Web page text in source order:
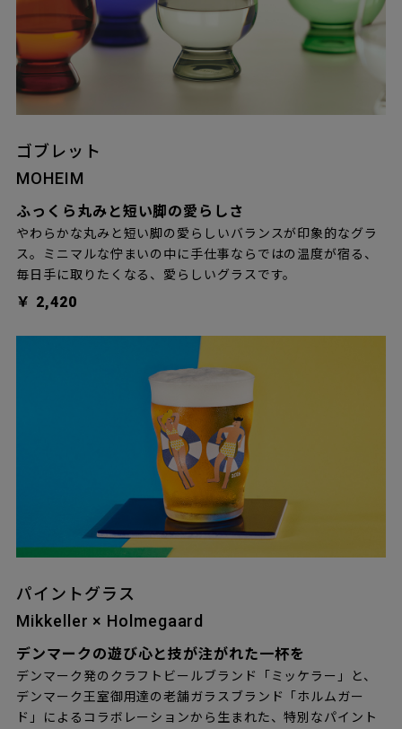
ゴブレット
MOHEIM
ふっくら丸みと短い脚の愛らしさ
やわらかな丸みと短い脚の愛らしいバランスが印象的なグラ
ス。ミニマルな佇まいの中に手仕事ならではの温度が宿る、
毎日手に取りたくなる、愛らしいグラスです。
￥ 2,420
パイントグラス
Mikkeller × Holmegaard
デンマークの遊び心と技が注がれた一杯を
デンマーク発のクラフトビールブランド「ミッケラー」と、
デンマーク王室御用達の老舗ガラスブランド「ホルムガー
ド」によるコラボレーションから生まれた、特別なパイント